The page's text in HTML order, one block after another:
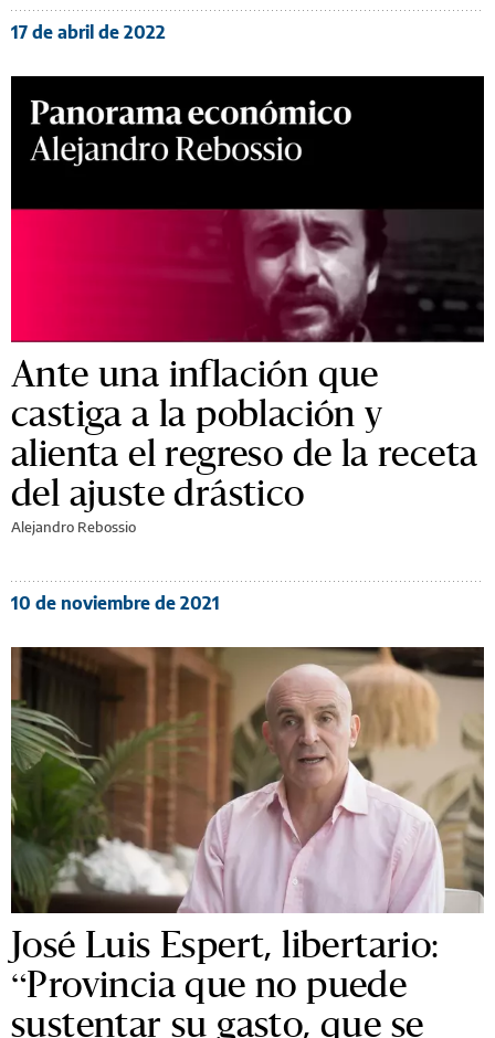
17 de abril de 2022
Ante una inflación que
castiga a la población y
alienta el regreso de la receta
del ajuste drástico
Alejandro Rebossio
10 de noviembre de 2021
José Luis Espert, libertario:
“Provincia que no puede
sustentar su gasto, que se